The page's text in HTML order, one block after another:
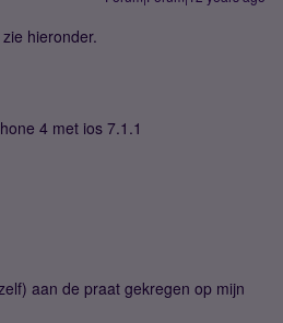
hieronder.
4 met ios 7.1.1
aan de praat gekregen op mijn